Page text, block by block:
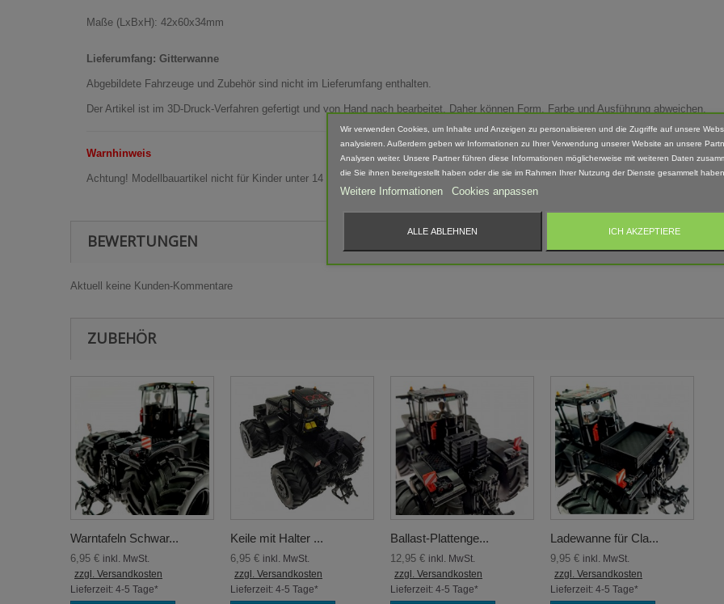
Maße (LxBxH): 42x60x34mm
Lieferumfang: Gitterwanne
Abgebildete Fahrzeuge und Zubehör sind nicht im Lieferumfang enthalten.
Der Artikel ist im 3D-Druck-Verfahren gefertigt und von Hand nach bearbeitet. Daher können Form, Farbe und Ausführung abweichen.
Warnhinweis
Achtung! Modellbauartikel nicht für Kinder unter 14 Jahren geeignet! Erstickungsgefahr Aufgrund verschluckbarer und spitzer Kleinteile.
BEWERTUNGEN
Aktuell keine Kunden-Kommentare
ZUBEHÖR
Warntafeln Schwar...
6,95 € inkl. MwSt.
zzgl. Versandkosten
Lieferzeit: 4-5 Tage*
Keile mit Halter ...
6,95 € inkl. MwSt.
zzgl. Versandkosten
Lieferzeit: 4-5 Tage*
Ballast-Plattenge...
12,95 € inkl. MwSt.
zzgl. Versandkosten
Lieferzeit: 4-5 Tage*
Ladewanne für Cla...
9,95 € inkl. MwSt.
zzgl. Versandkosten
Lieferzeit: 4-5 Tage*
Wir verwenden Cookies, um Inhalte und Anzeigen zu personalisieren und die Zugriffe auf unsere
analysieren. Außerdem geben wir Informationen zu Ihrer Verwendung unserer Website an unsere
Analysen weiter. Unsere Partner führen diese Informationen möglicherweise mit weiteren Daten
die Sie ihnen bereitgestellt haben oder die sie im Rahmen Ihrer Nutzung der Dienste gesammelt haben.
Weitere Informationen Cookies anpassen
ALLE ABLEHNEN ICH AKZEPTIERE